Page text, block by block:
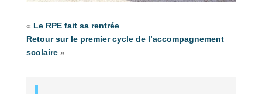
« Le RPE fait sa rentrée
Retour sur le premier cycle de l’accompagnement
scolaire»